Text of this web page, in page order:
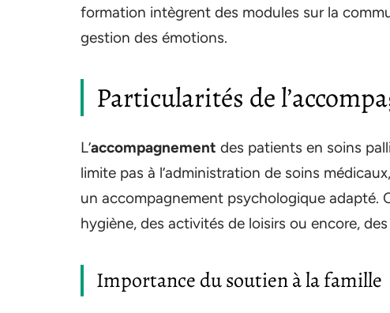
formation intègrent des modules sur la
gestion des émotions.
Particularités de
L’accompagnement des patients en soins
limite pas à l’administration de soins
un accompagnement psychologique adapté.
hygiène, des activités de loisirs ou encore,
Importance du soutien à la famille